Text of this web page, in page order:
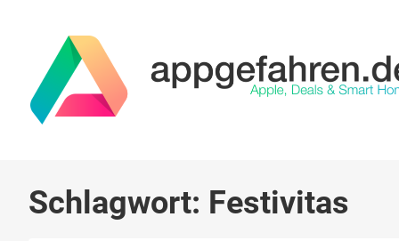
Schlagwort: Festivitas